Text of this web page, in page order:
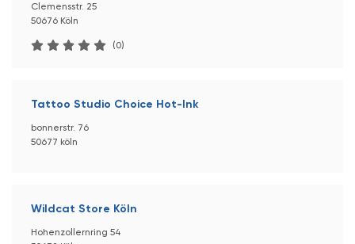
Clemensstr. 25
50676 Köln
(0)
Tattoo Studio Choice Hot-Ink
bonnerstr. 76
50677 köln
Wildcat Store Köln
Hohenzollernring 54